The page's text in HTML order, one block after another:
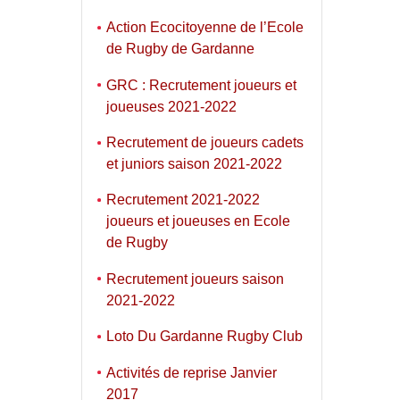
Action Ecocitoyenne de l’Ecole
de Rugby de Gardanne
GRC : Recrutement joueurs et
joueuses 2021-2022
Recrutement de joueurs cadets
et juniors saison 2021-2022
Recrutement 2021-2022
joueurs et joueuses en Ecole
de Rugby
Recrutement joueurs saison
2021-2022
Loto Du Gardanne Rugby Club
Activités de reprise Janvier
2017